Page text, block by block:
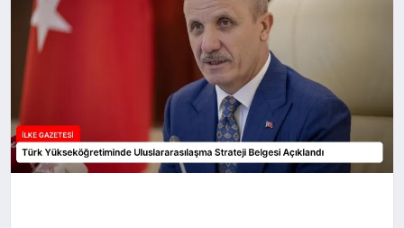
EĞITIM